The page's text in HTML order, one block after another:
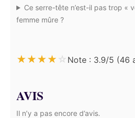
Ce serre-tête n’est-il pas trop «
femme mûre ?
★★★★ ☆ Note : 3.9/5 (46
AVIS
Il n’y a pas encore d’avis.